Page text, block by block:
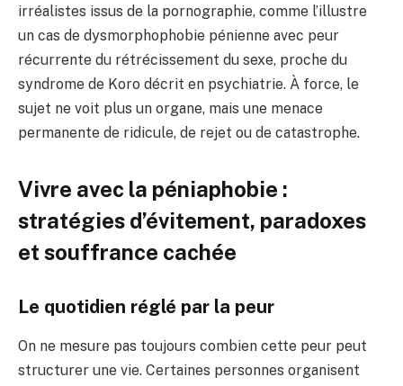
irréalistes issus de la pornographie, comme l’illustre
un cas de dysmorphophobie pénienne avec peur
récurrente du rétrécissement du sexe, proche du
syndrome de Koro décrit en psychiatrie. À force, le
sujet ne voit plus un organe, mais une menace
permanente de ridicule, de rejet ou de catastrophe.
Vivre avec la péniaphobie :
stratégies d’évitement, paradoxes
et souffrance cachée
Le quotidien réglé par la peur
On ne mesure pas toujours combien cette peur peut
structurer une vie. Certaines personnes organisent